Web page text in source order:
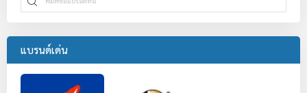
แบรนด์เด่น